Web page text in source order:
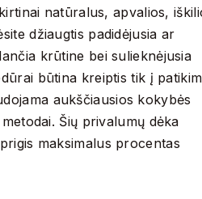
natūralus, apvalios,
džiaugtis padidėjusia ar
krūtine bei sulieknėjusia
būtina kreiptis tik į
aukščiausios kokybės
Šių privalumų dėka
maksimalus procentas